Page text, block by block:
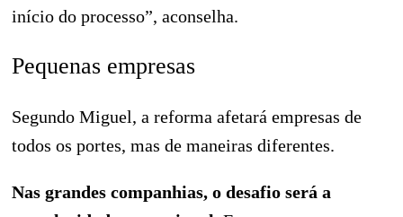
início do processo”, aconselha.
Pequenas empresas
Segundo Miguel, a reforma afetará empresas de
todos os portes, mas de maneiras diferentes.
Nas grandes companhias, o desafio será a